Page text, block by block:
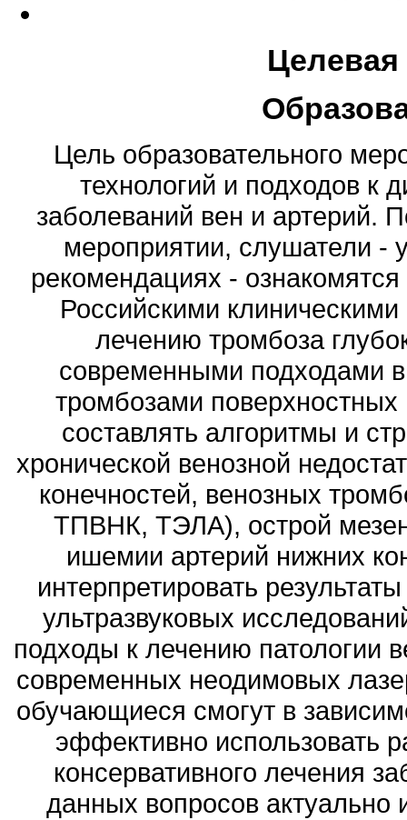
Цель образовательного
технологий и подходов к
заболеваний вен и артерий.
мероприятии, слушатели -
рекомендациях -
Российскими
лечению тромбоза
современными подходами
тромбозами поверхностных
составлять алгоритмы и
хронической венозной
конечностей, венозных
ТПВНК, ТЭЛА), острой
ишемии артерий нижних
интерпретировать
ультразвуковых
подходы к лечению патологии
современных неодимовых
обучающиеся смогут в
эффективно использовать
консервативного лечения
данных вопросов актуально